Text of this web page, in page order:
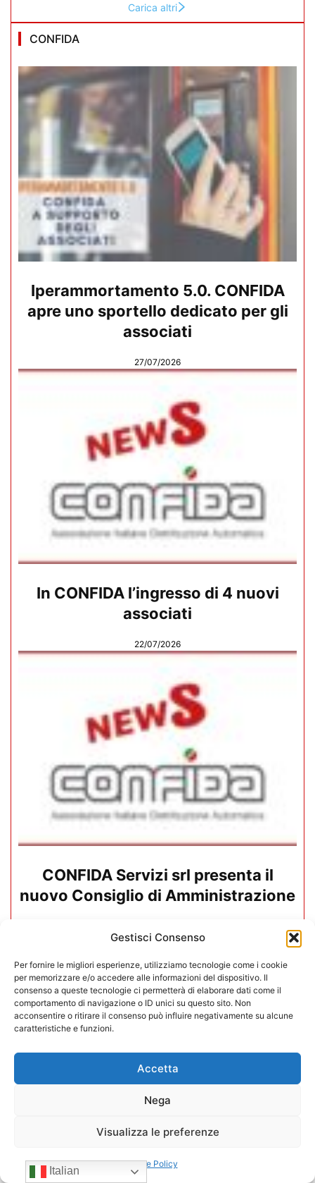
Gestisci Consenso
Per fornire le migliori esperienze, utilizziamo tecnologie come i cookie
per memorizzare e/o accedere alle informazioni del dispositivo. Il
consenso a queste tecnologie ci permetterà di elaborare dati come il
comportamento di navigazione o ID unici su questo sito. Non
acconsentire o ritirare il consenso può influire negativamente su alcune
caratteristiche e funzioni.
Accetta
Nega
Visualizza le preferenze
Cookie Policy
Carica altri
CONFIDA
Iperammortamento 5.0. CONFIDA
apre uno sportello dedicato per gli
associati
27/07/2026
In CONFIDA l’ingresso di 4 nuovi
associati
22/07/2026
CONFIDA Servizi srl presenta il
nuovo Consiglio di Amministrazione
Mario Toniutti confermato Vice
Presidente di CONFIDA per il
Italian